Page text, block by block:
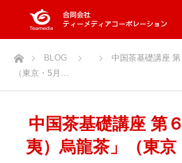
ホームBLOG
中国茶基礎講座 第
（東京・5月…
中国茶基礎講座 第
夷）烏龍茶」（東京